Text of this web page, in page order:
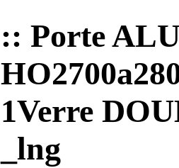
:: Porte
1Verre
_lng